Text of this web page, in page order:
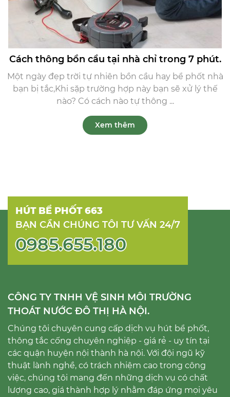
Cách thông bồn cầu tại nhà chỉ trong 7 phút.
Một ngày đẹp trời tự nhiên bồn cầu hay bể phốt nhà
bạn bị tắc,Khi sặp trường hợp này bạn sẽ xử lý thế
nào? Có cách nào tự thông ...
Xem thêm
HÚT BỂ PHỐT 663
BẠN CẦN CHÚNG TÔI TƯ VẤN 24/7
0985.655.180
CÔNG TY TNHH VỆ SINH MÔI TRƯỜNG
THOÁT NƯỚC ĐÔ THỊ HÀ NỘI.
Chúng tôi chuyên cung cấp dịch vụ hút bể phốt,
thông tắc cống chuyên nghiệp - giá rẻ - uy tín tại
các quận huyện nội thành hà nội. Với đội ngũ kỹ
thuật lành nghề, có trách nhiệm cao trong công
việc, chúng tôi mang đến những dịch vụ có chất
lượng cao, giá thành hợp lý nhằm đáp ứng mọi yêu